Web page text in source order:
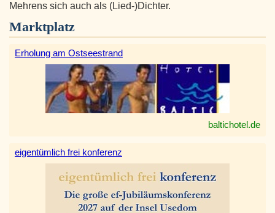
Mehrens sich auch als (Lied-)Dichter.
Marktplatz
Erholung am Ostseestrand
baltichotel.de
eigentümlich frei konferenz